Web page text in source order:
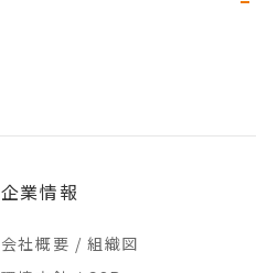
企業情報
会社概要 / 組織図